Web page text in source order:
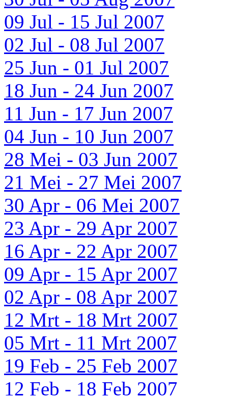
09 Jul - 15 Jul 2007
02 Jul - 08 Jul 2007
25 Jun - 01 Jul 2007
18 Jun - 24 Jun 2007
11 Jun - 17 Jun 2007
04 Jun - 10 Jun 2007
28 Mei - 03 Jun 2007
21 Mei - 27 Mei 2007
30 Apr - 06 Mei 2007
23 Apr - 29 Apr 2007
16 Apr - 22 Apr 2007
09 Apr - 15 Apr 2007
02 Apr - 08 Apr 2007
12 Mrt - 18 Mrt 2007
05 Mrt - 11 Mrt 2007
19 Feb - 25 Feb 2007
12 Feb - 18 Feb 2007